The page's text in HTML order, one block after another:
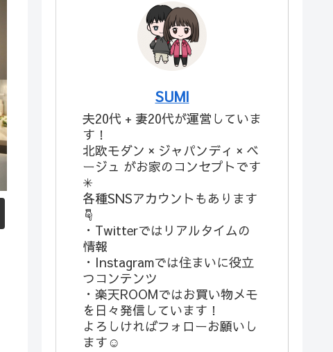
SUMI
夫20代 + 妻20代が運営していま
す！
北欧モダン × ジャパンディ × ベ
ージュ がお家のコンセプトです
✳︎
各種SNSアカウントもあります
☟︎
・Twitterではリアルタイムの
情報
・Instagramでは住まいに役立
つコンテンツ
・楽天ROOMではお買い物メモ
を日々発信しています！
よろしければフォローお願いし
ます☺︎